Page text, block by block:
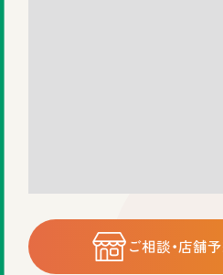
サイトマッププライバシーポリシー
©2025 株式会社
ご相談・店舗